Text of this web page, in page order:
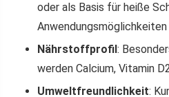
oder als Basis für heiße
Nährstoffprofil:
werden Calcium, Vitamin
Umweltfreundlichkeit: